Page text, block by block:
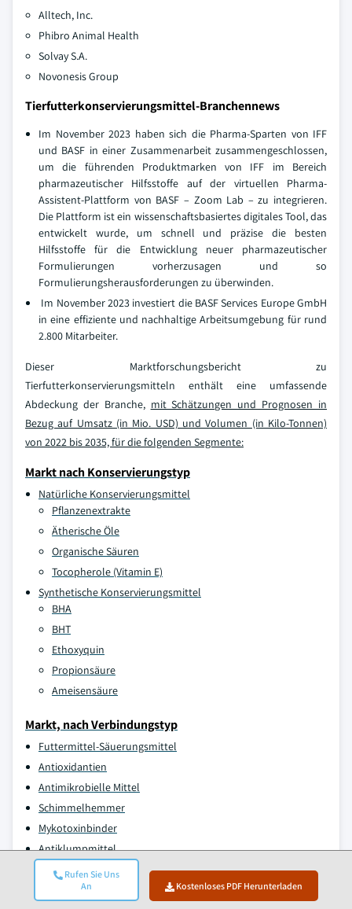
Rufen Sie Uns
An
Kostenloses PDF Herunterladen
Alltech, Inc.
Phibro Animal Health
Solvay S.A.
Novonesis Group
Tierfutterkonservierungsmittel-Branchennews
Im November 2023 haben sich die Pharma-Sparten von IFF
und BASF in einer Zusammenarbeit zusammengeschlossen,
um die führenden Produktmarken von IFF im Bereich
pharmazeutischer Hilfsstoffe auf der virtuellen Pharma-
Assistent-Plattform von BASF – Zoom Lab – zu integrieren.
Die Plattform ist ein wissenschaftsbasiertes digitales Tool, das
entwickelt wurde, um schnell und präzise die besten
Hilfsstoffe für die Entwicklung neuer pharmazeutischer
Formulierungen vorherzusagen und so
Formulierungsherausforderungen zu überwinden.
Im November 2023 investiert die BASF Services Europe GmbH
in eine effiziente und nachhaltige Arbeitsumgebung für rund
2.800 Mitarbeiter.
Dieser Marktforschungsbericht zu
Tierfutterkonservierungsmitteln enthält eine umfassende
Abdeckung der Branche, mit Schätzungen und Prognosen in
Bezug auf Umsatz (in Mio. USD) und Volumen (in Kilo-Tonnen)
von 2022 bis 2035, für die folgenden Segmente:
Markt nach Konservierungstyp
Natürliche Konservierungsmittel
Pflanzenextrakte
Ätherische Öle
Organische Säuren
Tocopherole (Vitamin E)
Synthetische Konservierungsmittel
BHA
BHT
Ethoxyquin
Propionsäure
Ameisensäure
Markt, nach Verbindungstyp
Futtermittel-Säuerungsmittel
Antioxidantien
Antimikrobielle Mittel
Schimmelhemmer
Mykotoxinbinder
Antiklumpmittel
Markt, nach Form
Flüssig